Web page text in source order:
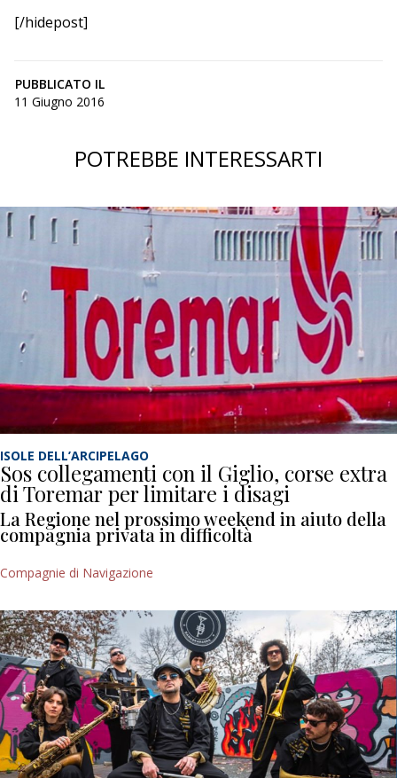
[/hidepost]
PUBBLICATO IL
11 Giugno 2016
POTREBBE INTERESSARTI
ISOLE DELL’ARCIPELAGO
Sos collegamenti con il Giglio, corse extra
di Toremar per limitare i disagi
La Regione nel prossimo weekend in aiuto della
compagnia privata in difficoltà
Compagnie di Navigazione